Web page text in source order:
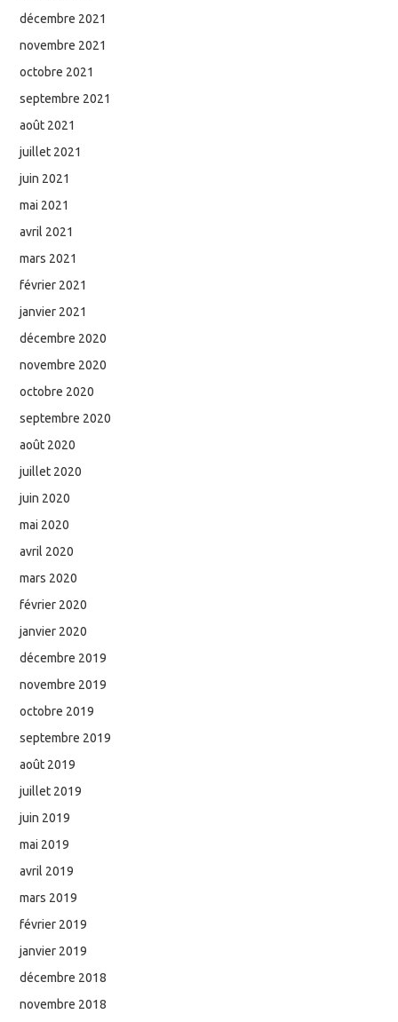
décembre 2021
novembre 2021
octobre 2021
septembre 2021
août 2021
juillet 2021
juin 2021
mai 2021
avril 2021
mars 2021
février 2021
janvier 2021
décembre 2020
novembre 2020
octobre 2020
septembre 2020
août 2020
juillet 2020
juin 2020
mai 2020
avril 2020
mars 2020
février 2020
janvier 2020
décembre 2019
novembre 2019
octobre 2019
septembre 2019
août 2019
juillet 2019
juin 2019
mai 2019
avril 2019
mars 2019
février 2019
janvier 2019
décembre 2018
novembre 2018